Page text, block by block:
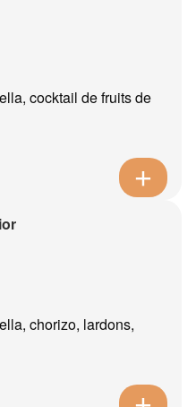
cocktail de fruits de
chorizo, lardons,